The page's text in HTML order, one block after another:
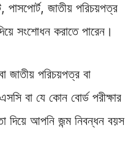
পাসপোর্ট, জাতীয় পরিচয়পত্র
সংশোধন করাতে পারেন।
জাতীয় পরিচয়পত্র বা
বা যে কোন বোর্ড পরীক্ষার
দিয়ে আপনি জন্ম নিবন্ধন বয়স